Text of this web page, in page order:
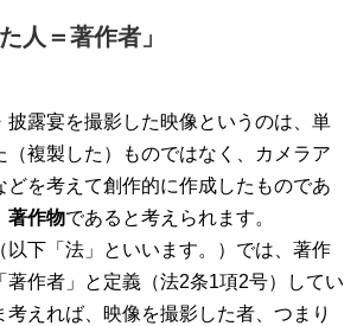
人＝著作者」
披露宴を撮影した映像というのは、単
（複製した）ものではなく、カメラア
どを考えて創作的に作成したものであ
著作物であると考えられます。
以下「法」といいます。）では、著作
著作者」と定義（法2条1項2号）してい
考えれば、映像を撮影した者、つまり